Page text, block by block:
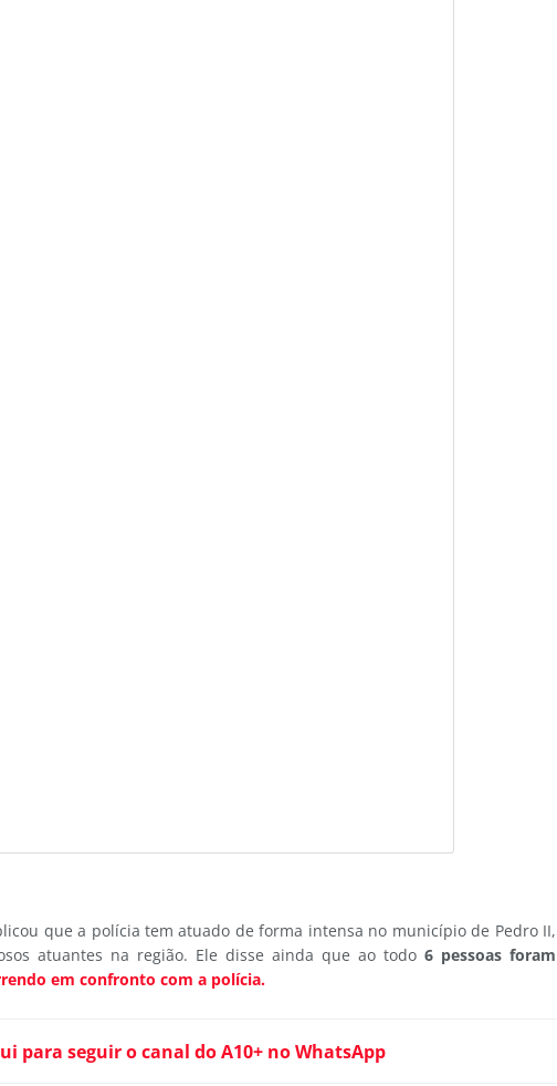
que a polícia tem atuado de forma intensa no município de Pedro II,
atuantes na região. Ele disse ainda que ao todo 6 pessoas foram
em confronto com a polícia.
para seguir o canal do A10+ no WhatsApp